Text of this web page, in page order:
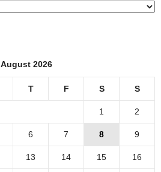
August 2026
T F S S
1 2
6 7 8 9
13 14 15 16